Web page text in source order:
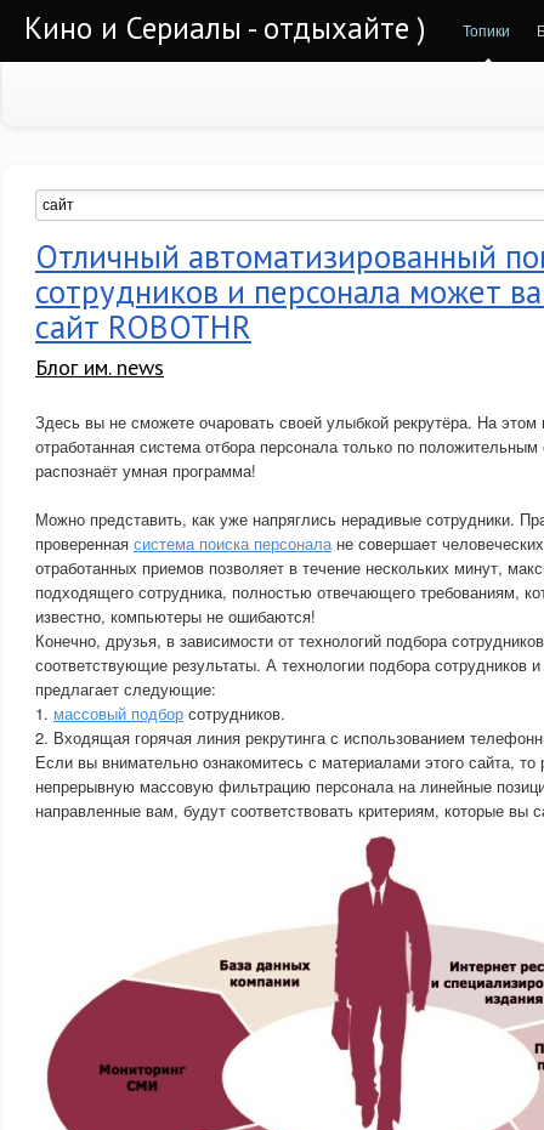
Кино и Сериалы - отдыхайте ) Топики
Отличный автоматизированный
сотрудников и персонала может
сайт ROBOTHR
Блог им. news
Здесь вы не сможете очаровать своей улыбкой рекрутёра. На этом
отработанная система отбора персонала только по
распознаёт умная программа!
Можно представить, как уже напряглись нерадивые сотрудники.
проверенная система поиска персоналане совершает
отработанных приемов позволяет в течение нескольких минут,
подходящего сотрудника, полностью отвечающего требованиям,
известно, компьютеры не ошибаются!
Конечно, друзья, в зависимости от технологий подбора
соответствующие результаты. А технологии подбора сотрудников
предлагает следующие:
1. массовый подбор сотрудников.
2. Входящая горячая линия рекрутинга с использованием
Если вы внимательно ознакомитесь с материалами этого сайта, то
непрерывную массовую фильтрацию персонала на линейные
направленные вам, будут соответствовать критериям, которые вы